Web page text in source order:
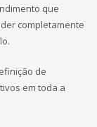
que
completamente
de
em toda a